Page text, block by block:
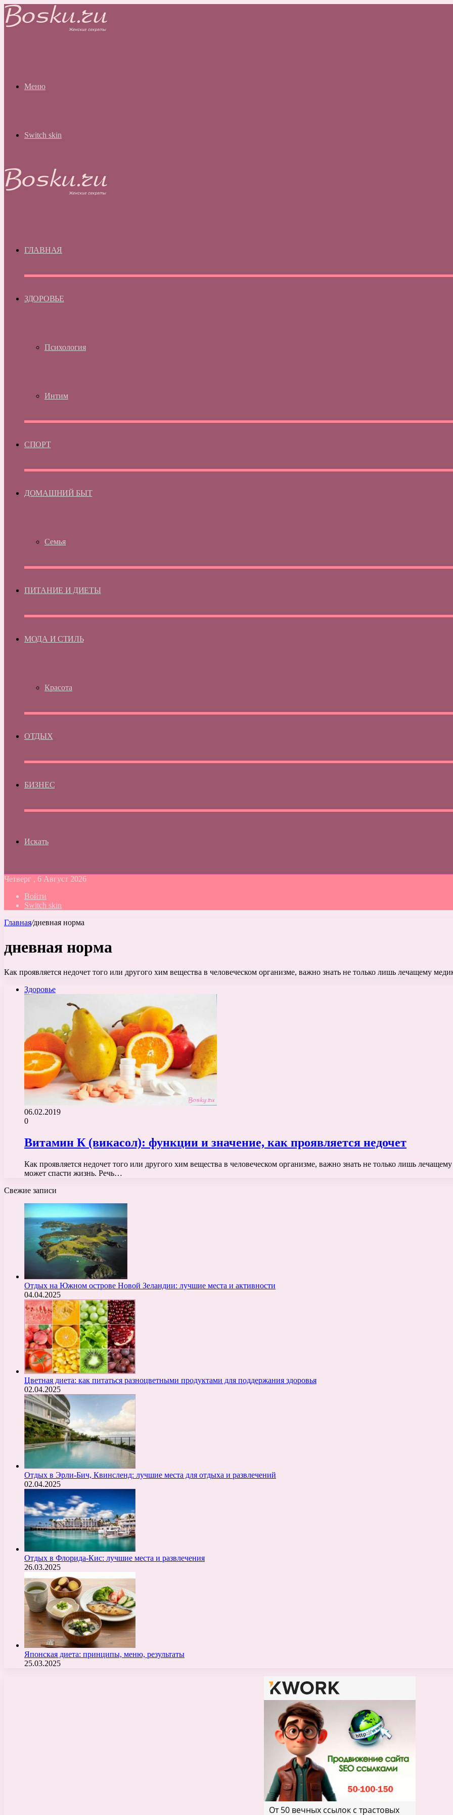
Меню
Switch skin
ГЛАВНАЯ
ЗДОРОВЬЕ
Психология
Интим
СПОРТ
ДОМАШНИЙ БЫТ
Семья
ПИТАНИЕ И ДИЕТЫ
МОДА И СТИЛЬ
Красота
ОТДЫХ
БИЗНЕС
Искать
Четверг , 6 Август 2026
Войти
Switch skin
Главная/дневная норма
дневная норма
Как проявляется недочет того или другого хим вещества в человеческом организме, важно знать не только лишь лечащему
Здоровье
06.02.2019
0
Витамин К (викасол): функции и значение, как проявляется недочет
Как проявляется недочет того или другого хим вещества в человеческом организме, важно знать не только лишь
может спасти жизнь. Речь…
Свежие записи
Отдых на Южном острове Новой Зеландии: лучшие места и активности
04.04.2025
Цветная диета: как питаться разноцветными продуктами для поддержания здоровья
02.04.2025
Отдых в Эрли-Бич, Квинсленд: лучшие места для отдыха и развлечений
02.04.2025
Отдых в Флорида-Кис: лучшие места и развлечения
26.03.2025
Японская диета: принципы, меню, результаты
25.03.2025